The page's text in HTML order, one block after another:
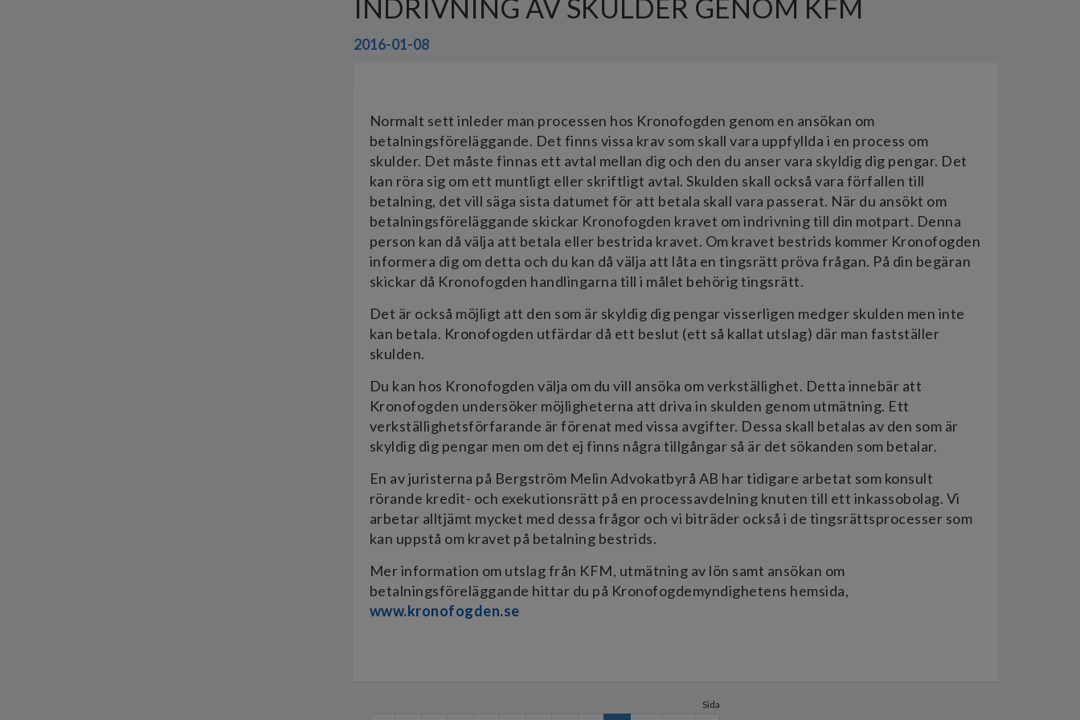
INDRIVNING AV SKULDER GENOM KFM
2016-01-08
Normalt sett inleder man processen hos Kronofogden genom en ansökan om
betalningsföreläggande. Det finns vissa krav som skall vara uppfyllda i en process om
skulder. Det måste finnas ett avtal mellan dig och den du anser vara skyldig dig pengar. Det
kan röra sig om ett muntligt eller skriftligt avtal. Skulden skall också vara förfallen till
betalning, det vill säga sista datumet för att betala skall vara passerat. När du ansökt om
betalningsföreläggande skickar Kronofogden kravet om indrivning till din motpart. Denna
person kan då välja att betala eller bestrida kravet. Om kravet bestrids kommer Kronofogden
informera dig om detta och du kan då välja att låta en tingsrätt pröva frågan. På din begäran
skickar då Kronofogden handlingarna till i målet behörig tingsrätt.
Det är också möjligt att den som är skyldig dig pengar visserligen medger skulden men inte
kan betala. Kronofogden utfärdar då ett beslut (ett så kallat utslag) där man fastställer
skulden.
Du kan hos Kronofogden välja om du vill ansöka om verkställighet. Detta innebär att
Kronofogden undersöker möjligheterna att driva in skulden genom utmätning. Ett
verkställighetsförfarande är förenat med vissa avgifter. Dessa skall betalas av den som är
skyldig dig pengar men om det ej finns några tillgångar så är det sökanden som betalar.
En av juristerna på Bergström Melin Advokatbyrå AB har tidigare arbetat som konsult
rörande kredit- och exekutionsrätt på en processavdelning knuten till ett inkassobolag. Vi
arbetar alltjämt mycket med dessa frågor och vi biträder också i de tingsrättsprocesser som
kan uppstå om kravet på betalning bestrids.
Mer information om utslag från KFM, utmätning av lön samt ansökan om
betalningsföreläggande hittar du på Kronofogdemyndighetens hemsida,
www.kronofogden.se
Sida